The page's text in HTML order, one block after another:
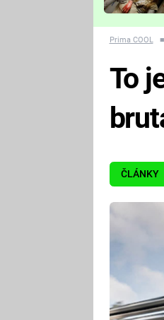
Prima COOL ■
ČLÁNKY
To